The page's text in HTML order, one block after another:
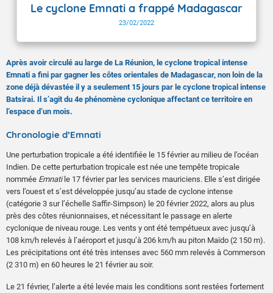
Le cyclone Emnati a frappé Madagascar
23/02/2022
Après avoir circulé au large de La Réunion, le cyclone tropical intense
Emnati a fini par gagner les côtes orientales de Madagascar, non loin de la
zone déjà dévastée il y a seulement 15 jours par le cyclone tropical intense
Batsirai. Il s’agit du 4e phénomène cyclonique affectant ce territoire en
l’espace d’un mois.
Chronologie d’Emnati
Une perturbation tropicale a été identifiée le 15 février au milieu de l’océan
Indien. De cette perturbation tropicale est née une tempête tropicale
nommée Emnatile 17 février par les services mauriciens. Elle s’est dirigée
vers l’ouest et s’est développée jusqu’au stade de cyclone intense
(catégorie 3 sur l’échelle Saffir-Simpson) le 20 février 2022, alors au plus
près des côtes réunionnaises, et nécessitant le passage en alerte
cyclonique de niveau rouge. Les vents y ont été tempétueux avec jusqu’à
108 km/h relevés à l’aéroport et jusqu’à 206 km/h au piton Maïdo (2 150 m).
Les précipitations ont été très intenses avec 560 mm relevés à Commerson
(2 310 m) en 60 heures le 21 février au soir.
Le 21 février, l’alerte a été levée mais les conditions sont restées fortement